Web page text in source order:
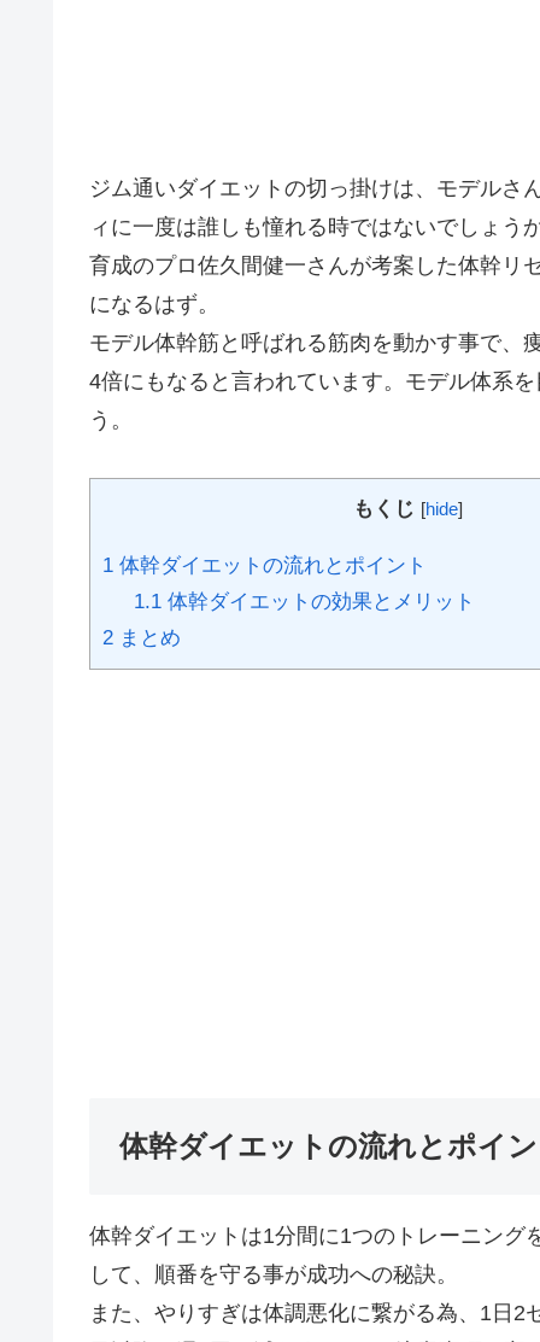
ジム通いダイエットの切っ掛けは、モデルさ
ィに一度は誰しも憧れる時ではないでしょ
育成のプロ佐久間健一さんが考案した体幹リ
になるはず。
モデル体幹筋と呼ばれる筋肉を動かす事で、
4倍にもなると言われています。モデル体系
う。
もくじ [hide]
1 体幹ダイエットの流れとポイント
1.1体幹ダイエットの効果とメリット
2 まとめ
体幹ダイエットの流れとポイ
体幹ダイエットは1分間に1つのトレーニン
して、順番を守る事が成功への秘訣。
また、やりすぎは体調悪化に繋がる為、1日